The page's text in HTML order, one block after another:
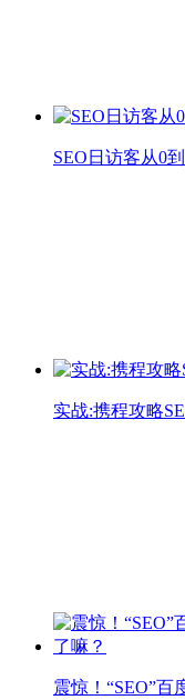
SEO日访客从0
实战:携程攻略
震惊！“SEO”百